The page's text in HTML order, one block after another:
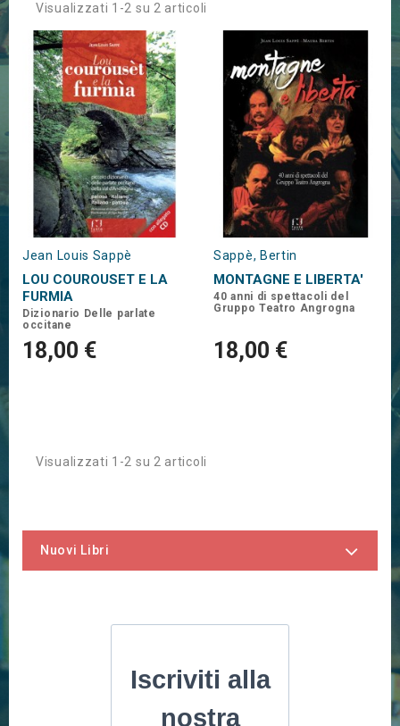
Visualizzati 1-2 su 2 articoli
Jean Louis Sappè
LOU COUROUSET E LA
FURMIA
Dizionario Delle parlate
occitane
18,00 €
Sappè, Bertin
MONTAGNE E LIBERTA'
40 anni di spettacoli del
Gruppo Teatro Angrogna
18,00 €
Visualizzati 1-2 su 2 articoli
Nuovi Libri